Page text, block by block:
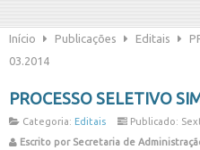
Início Publicações Editais
03.2014
PROCESSO SELETIVO
Categoria: Editais
Publicado:
Escrito por Secretaria de